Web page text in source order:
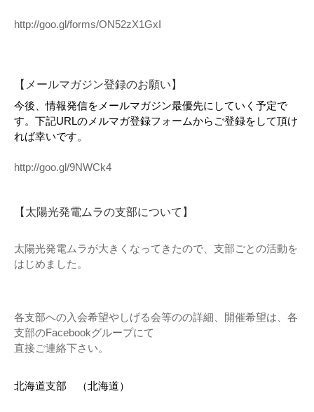
http://goo.gl/forms/ON52zX1GxI
【メールマガジン登録のお願い】
今後、情報発信をメールマガジン最優先にしていく予定で
す。下記URLのメルマガ登録フォームからご登録をして頂け
れば幸いです。
http://goo.gl/9NWCk4
【太陽光発電ムラの支部について】
太陽光発電ムラが大きくなってきたので、支部ごとの活動を
はじめました。
各支部への入会希望やしげる会等のの詳細、開催希望は、各
支部のFacebookグループにて
直接ご連絡下さい。
北海道支部 （北海道）